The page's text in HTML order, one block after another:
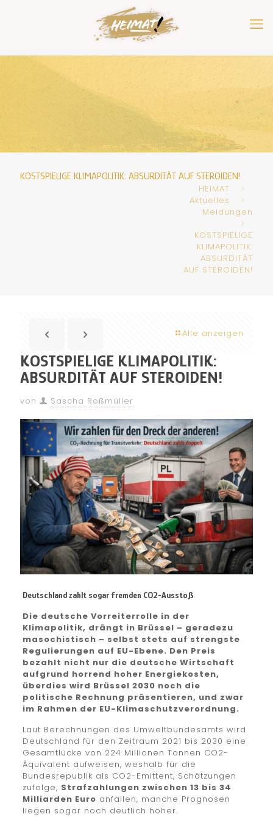
KOSTSPIELIGE KLIMAPOLITIK: ABSURDITÄT AUF STEROIDEN!
HEIMAT
Aktuelles
Meldungen
KOSTSPIELIGE
KLIMAPOLITIK:
ABSURDITÄT
AUF STEROIDEN!
Alle anzeigen
KOSTSPIELIGE KLIMAPOLITIK:
ABSURDITÄT AUF STEROIDEN!
von Sascha Roßmüller
Deutschland zahlt sogar fremden CO2-Ausstoß
Die deutsche Vorreiterrolle in der
Klimapolitik, drängt in Brüssel – geradezu
masochistisch – selbst stets auf strengste
Regulierungen auf EU-Ebene. Den Preis
bezahlt nicht nur die deutsche Wirtschaft
aufgrund horrend hoher Energiekosten,
überdies wird Brüssel 2030 noch die
politische Rechnung präsentieren, und zwar
im Rahmen der EU-Klimaschutzverordnung.
Laut Berechnungen des Umweltbundesamts wird
Deutschland für den Zeitraum 2021 bis 2030 eine
Gesamtlücke von 224 Millionen Tonnen CO2-
Äquivalent aufweisen, weshalb für die
Bundesrepublik als CO2-Emittent, Schätzungen
zufolge, Strafzahlungen zwischen 13 bis 34
Milliarden Euro anfallen, manche Prognosen
liegen sogar noch deutlich höher.